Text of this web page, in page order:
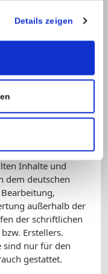
Details zeigen
Inhalte waren
der verlinkten
Bekanntwerden
derartige Links
Inhalte und
dem deutschen
außerhalb der
der schriftlichen
Erstellers.
sind nur für den
gestattet.